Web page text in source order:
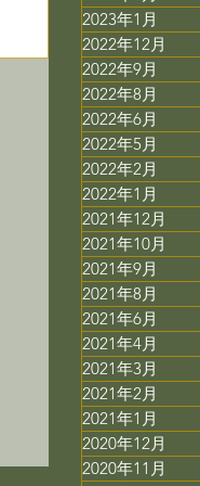
2023年1月
2022年12月
2022年9月
2022年8月
2022年6月
2022年5月
2022年2月
2022年1月
2021年12月
2021年10月
2021年9月
2021年8月
2021年6月
2021年4月
2021年3月
2021年2月
2021年1月
2020年12月
2020年11月